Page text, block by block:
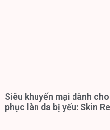
Siêu khuyến mại dành
phục làn da bị yếu: Skin